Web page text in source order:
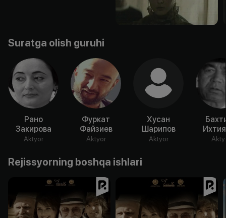
Suratga olish guruhi
Рано
Закирова
Aktyor
Фуркат
Файзиев
Aktyor
Хусан
Шарипов
Aktyor
Rejissyorning boshqa ishlari